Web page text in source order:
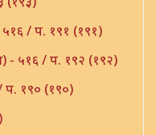
५१६ / प. १९१ (१९१)
- ५१६ / प. १९२ (१९२)
प. १९० (१९०)